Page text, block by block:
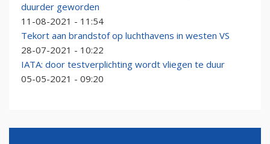
duurder geworden
11-08-2021 - 11:54
Tekort aan brandstof op luchthavens in westen VS
28-07-2021 - 10:22
IATA: door testverplichting wordt vliegen te duur
05-05-2021 - 09:20